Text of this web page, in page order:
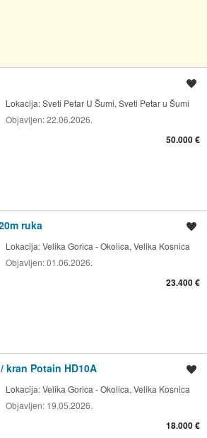
Lokacija:Sveti Petar U Šumi, Sveti Petar u Šumi
Objavljen:22.06.2026.
50.000 €
ruka
Lokacija:Velika Gorica - Okolica, Velika Kosnica
Objavljen:01.06.2026.
23.400 €
kran Potain HD10A
Lokacija:Velika Gorica - Okolica, Velika Kosnica
Objavljen: 19.05.2026.
18.000 €